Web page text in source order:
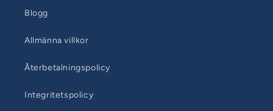
Blogg
Allmänna villkor
Återbetalningspolicy
Integritetspolicy